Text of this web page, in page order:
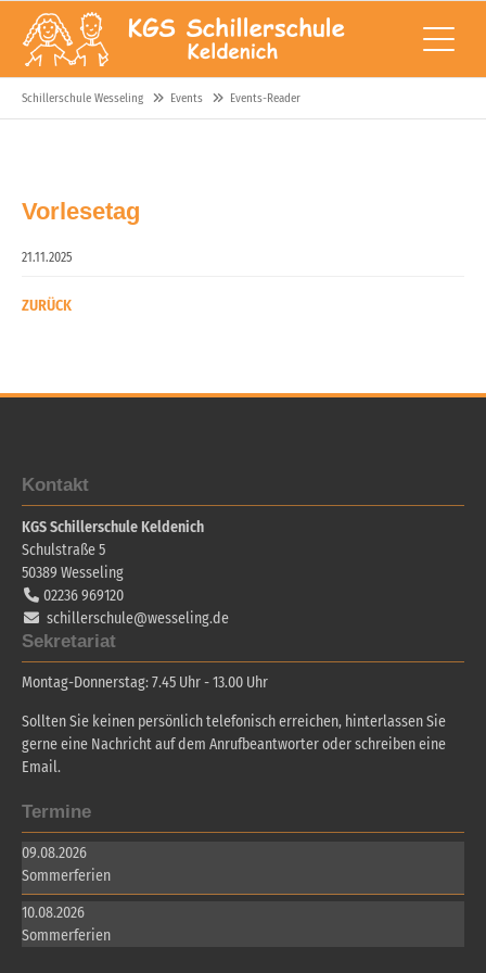
Schillerschule Wesseling Events Events-Reader
Vorlesetag
21.11.2025
ZURÜCK
Kontakt
KGS Schillerschule Keldenich
Schulstraße 5
50389 Wesseling
02236 969120
schillerschule@wesseling.de
Sekretariat
Montag-Donnerstag: 7.45 Uhr - 13.00 Uhr
Sollten Sie keinen persönlich telefonisch erreichen, hinterlassen Sie
gerne eine Nachricht auf dem Anrufbeantworter oder schreiben eine
Email.
Termine
09.08.2026
Sommerferien
10.08.2026
Sommerferien